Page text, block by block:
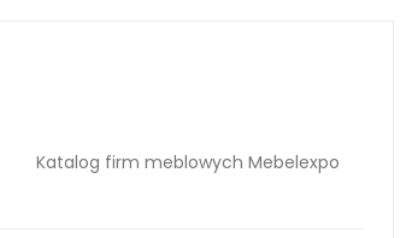
Katalog firm meblowych Mebelexpo